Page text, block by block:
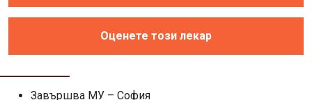
Оценете този лекар
Завършва МУ – София